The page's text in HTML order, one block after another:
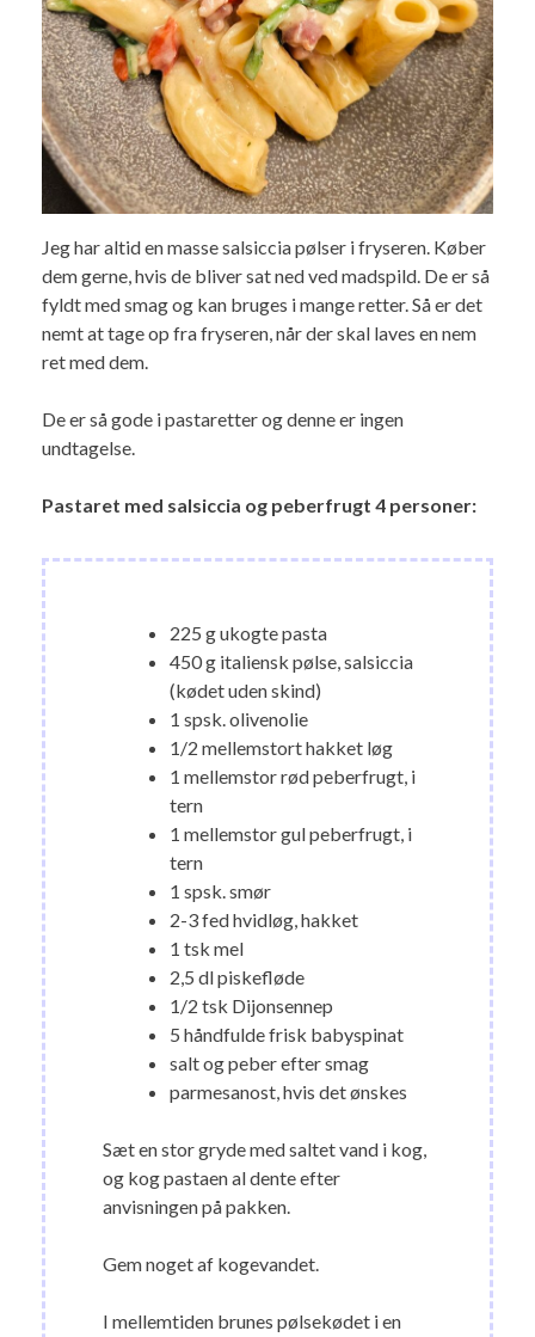
Jeg har altid en masse salsiccia pølser i fryseren. Køber
dem gerne, hvis de bliver sat ned ved madspild. De er så
fyldt med smag og kan bruges i mange retter. Så er det
nemt at tage op fra fryseren, når der skal laves en nem
ret med dem.
De er så gode i pastaretter og denne er ingen
undtagelse.
Pastaret med salsiccia og peberfrugt 4 personer:
225 g ukogte pasta
450 g italiensk pølse, salsiccia
(kødet uden skind)
1 spsk. olivenolie
1/2 mellemstort hakket løg
1 mellemstor rød peberfrugt, i
tern
1 mellemstor gul peberfrugt, i
tern
1 spsk. smør
2-3 fed hvidløg, hakket
1 tsk mel
2,5 dl piskefløde
1/2 tsk Dijonsennep
5 håndfulde frisk babyspinat
salt og peber efter smag
parmesanost, hvis det ønskes
Sæt en stor gryde med saltet vand i kog,
og kog pastaen al dente efter
anvisningen på pakken.
Gem noget af kogevandet.
I mellemtiden brunes pølsekødet i en